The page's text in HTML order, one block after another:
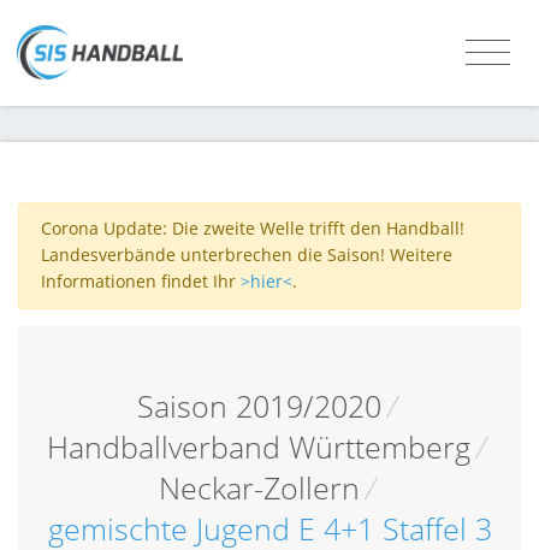
Corona Update: Die zweite Welle trifft den Handball!
Landesverbände unterbrechen die Saison! Weitere
Informationen findet Ihr >hier<.
Saison 2019/2020/
Handballverband Württemberg/
Neckar-Zollern/
gemischte Jugend E 4+1 Staffel 3